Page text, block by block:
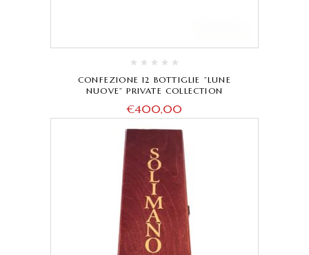
CONFEZIONE 12 BOTTIGLIE ”LUNE
NUOVE” PRIVATE COLLECTION
€400,00